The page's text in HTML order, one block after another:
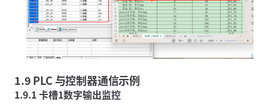
1.9 PLC 与控制器通信示例
1.9.1 卡槽1数字输出监控